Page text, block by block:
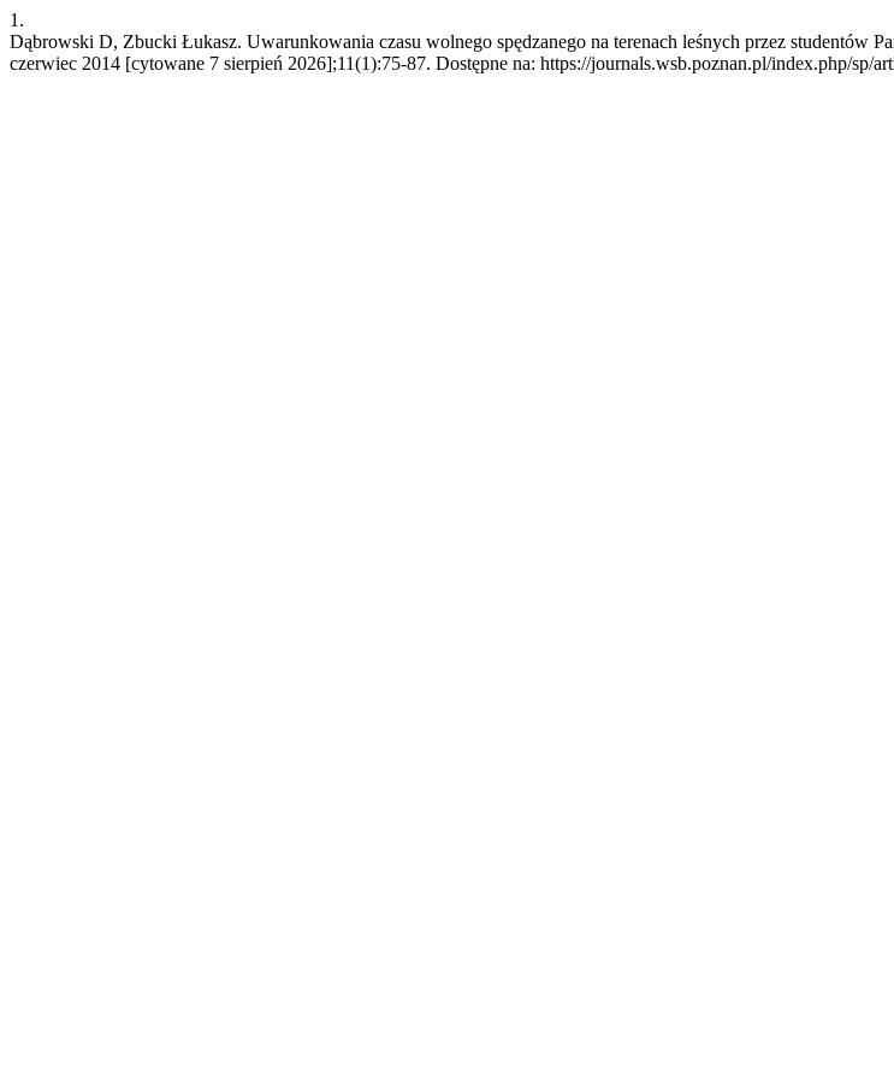
1.
Dąbrowski D, Zbucki Łukasz. Uwarunkowania czasu wolnego spędzanego na terenach leśnych przez studentów
czerwiec 2014 [cytowane 7 sierpień 2026];11(1):75-87. Dostępne na: https://journals.wsb.poznan.pl/index.php/sp/